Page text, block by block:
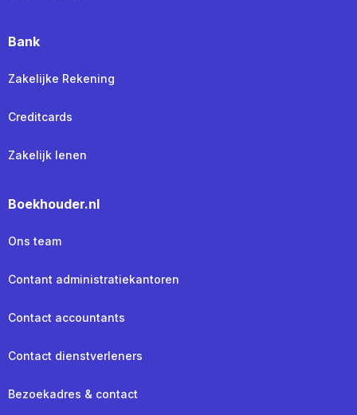
Bank
Zakelijke Rekening
Creditcards
Zakelijk lenen
Boekhouder.nl
Ons team
Contant administratiekantoren
Contact accountants
Contact dienstverleners
Bezoekadres & contact